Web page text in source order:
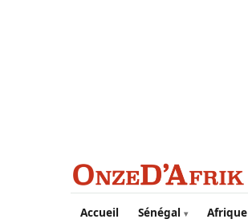
Aller au contenu principal
Accueil Sénégal Afrique